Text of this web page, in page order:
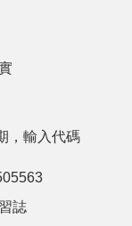
，輸入代碼
誌